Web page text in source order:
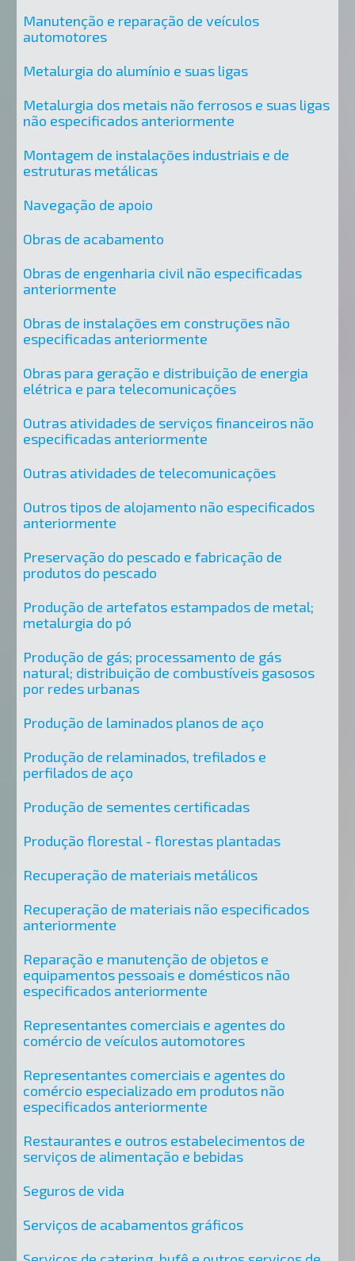
Manutenção e reparação de veículos
automotores
Metalurgia do alumínio e suas ligas
Metalurgia dos metais não ferrosos e suas ligas
não especificados anteriormente
Montagem de instalações industriais e de
estruturas metálicas
Navegação de apoio
Obras de acabamento
Obras de engenharia civil não especificadas
anteriormente
Obras de instalações em construções não
especificadas anteriormente
Obras para geração e distribuição de energia
elétrica e para telecomunicações
Outras atividades de serviços financeiros não
especificadas anteriormente
Outras atividades de telecomunicações
Outros tipos de alojamento não especificados
anteriormente
Preservação do pescado e fabricação de
produtos do pescado
Produção de artefatos estampados de metal;
metalurgia do pó
Produção de gás; processamento de gás
natural; distribuição de combustíveis gasosos
por redes urbanas
Produção de laminados planos de aço
Produção de relaminados, trefilados e
perfilados de aço
Produção de sementes certificadas
Produção florestal - florestas plantadas
Recuperação de materiais metálicos
Recuperação de materiais não especificados
anteriormente
Reparação e manutenção de objetos e
equipamentos pessoais e domésticos não
especificados anteriormente
Representantes comerciais e agentes do
comércio de veículos automotores
Representantes comerciais e agentes do
comércio especializado em produtos não
especificados anteriormente
Restaurantes e outros estabelecimentos de
serviços de alimentação e bebidas
Seguros de vida
Serviços de acabamentos gráficos